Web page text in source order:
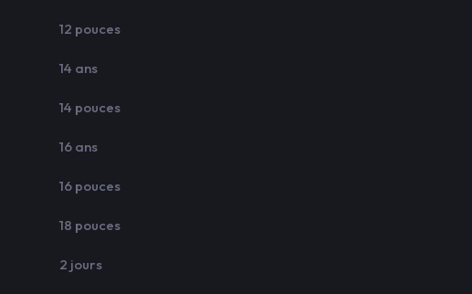
12 pouces
14 ans
14 pouces
16 ans
16 pouces
18 pouces
2 jours